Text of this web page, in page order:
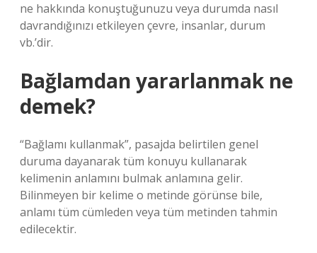
ne hakkında konuştuğunuzu veya durumda nasıl
davrandığınızı etkileyen çevre, insanlar, durum
vb.’dir.
Bağlamdan yararlanmak ne
demek?
“Bağlamı kullanmak”, pasajda belirtilen genel
duruma dayanarak tüm konuyu kullanarak
kelimenin anlamını bulmak anlamına gelir.
Bilinmeyen bir kelime o metinde görünse bile,
anlamı tüm cümleden veya tüm metinden tahmin
edilecektir.